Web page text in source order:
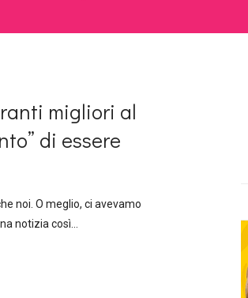
migliori al
di essere
noi. O meglio, ci avevamo
notizia così…